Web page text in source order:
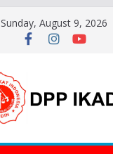
Sunday, August 9, 2026